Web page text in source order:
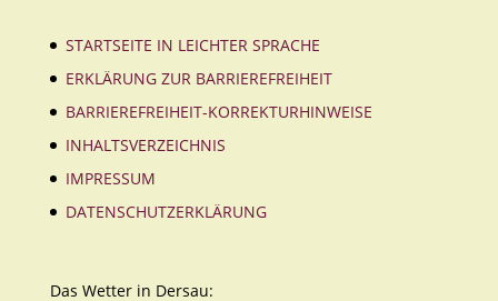
STARTSEITE IN LEICHTER SPRACHE
ERKLÄRUNG ZUR BARRIEREFREIHEIT
BARRIEREFREIHEIT-KORREKTURHINWEISE
INHALTSVERZEICHNIS
IMPRESSUM
DATENSCHUTZERKLÄRUNG
Das Wetter in Dersau: